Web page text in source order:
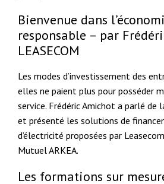
Bienvenue dans
responsable – par
LEASECOM
Les modes d’investissement des
elles ne paient plus pour posséder
service. Frédéric Amichot a parlé de
et présenté les solutions de
d’électricité proposées par
Mutuel ARKEA.
Les formations sur